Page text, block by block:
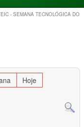
- SEMANA TECNOLÓGICA DO
Hoje